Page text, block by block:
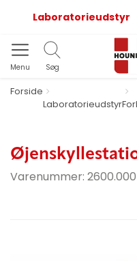
Laboratorieudstyr
Menu Søg
Forside
Laboratorieudstyr
Varenummer: